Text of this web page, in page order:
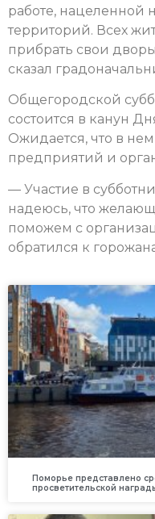
работе, нацеленной
территорий. Всех
прибрать свои
сказал
Общегородской
состоится в канун
Ожидается, что в
предприятий и
— Участие в
надеюсь, что
поможем с
обратился к
Поморье представлено
просветительской